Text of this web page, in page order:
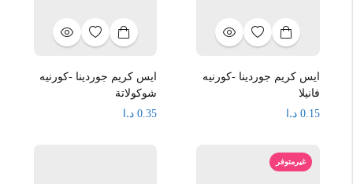
ايس كريم جوردينا -كورنيه
فانيلا
0.15 د.ا
ايس كريم جوردينا -كورنيه
شوكولاتة
0.35 د.ا
غيرمتوفر